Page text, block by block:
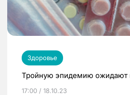
Здоровье
Тройную эпидемию ожидают
17:00 / 18.10.23